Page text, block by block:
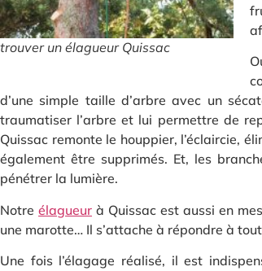
trouver un élagueur Quissac
d’une simple taille d’arbre avec un
traumatiser l’arbre et lui permettre de
Quissac remonte le houppier, l’éclaircie,
également être supprimés. Et, les
pénétrer la lumière.
Notreélagueur à Quissac est aussi en
une marotte… Il s’attache à répondre à
Une fois l’élagage réalisé, il est